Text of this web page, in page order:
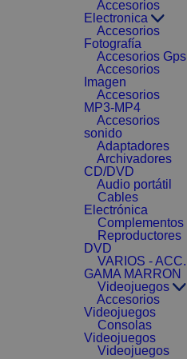
Accesorios
Electronica
Accesorios
Fotografía
Accesorios Gps
Accesorios
Imagen
Accesorios
MP3-MP4
Accesorios
sonido
Adaptadores
Archivadores
CD/DVD
Audio portátil
Cables
Electrónica
Complementos
Reproductores
DVD
VARIOS - ACC.
GAMA MARRON
Videojuegos
Accesorios
Videojuegos
Consolas
Videojuegos
Videojuegos